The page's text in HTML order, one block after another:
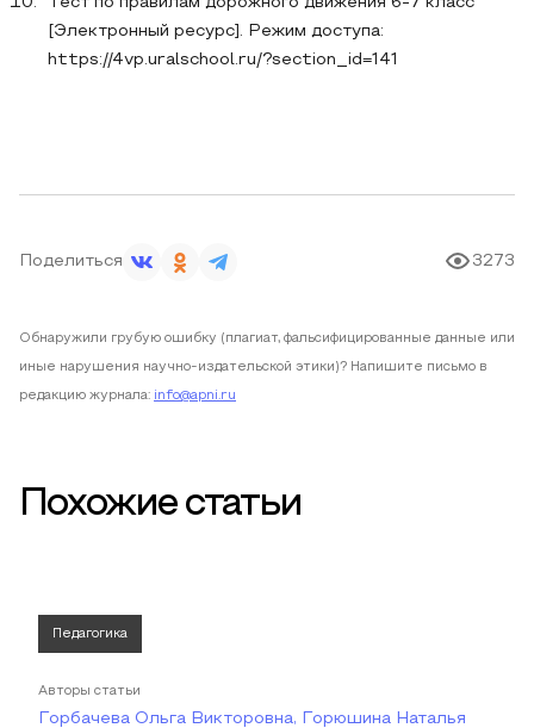
[Электронный ресурс]. Режим доступа:
https://4vp.uralschool.ru/?section_id=141
Поделиться 3273
Обнаружили грубую ошибку (плагиат, фальсифицированные данные или
иные нарушения научно-издательской этики)? Напишите письмо в
редакцию журнала: info@apni.ru
Похожие статьи
Педагогика
Авторы статьи
Горбачева Ольга Викторовна, Горюшина Наталья